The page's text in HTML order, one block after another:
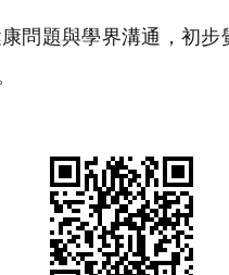
問題與學界溝通，初